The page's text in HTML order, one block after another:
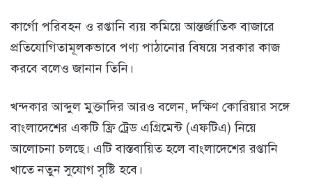
কার্গো পরিবহন ও রপ্তানি ব্যয় কমিয়ে আন্তর্জাতিক বাজারে
প্রতিযোগিতামূলকভাবে পণ্য পাঠানোর বিষয়ে সরকার কাজ
করবে বলেও জানান তিনি।
খন্দকার আব্দুল মুক্তাদির আরও বলেন, দক্ষিণ কোরিয়ার সঙ্গে
বাংলাদেশের একটি ফ্রি ট্রেড এগ্রিমেন্ট (এফটিএ) নিয়ে
আলোচনা চলছে। এটি বাস্তবায়িত হলে বাংলাদেশের রপ্তানি
খাতে নতুন সুযোগ সৃষ্টি হবে।